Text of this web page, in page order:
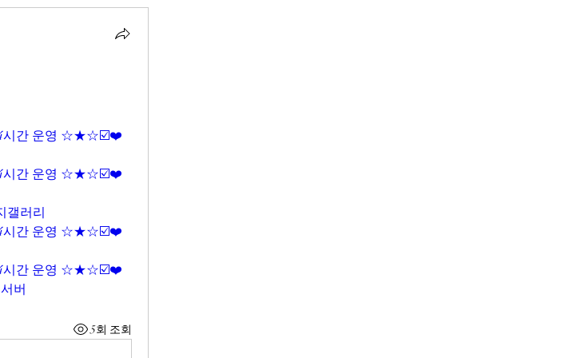
시간 운영 ☆★☆☑️❤️
시간 운영 ☆★☆☑️❤️
갤러리
시간 운영 ☆★☆☑️❤️
시간 운영 ☆★☆☑️❤️
버
5회 조회